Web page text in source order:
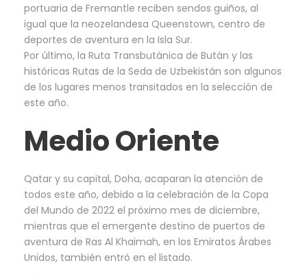
portuaria de Fremantle reciben sendos guiños, al
igual que la neozelandesa Queenstown, centro de
deportes de aventura en la Isla Sur.
Por último, la Ruta Transbutánica de Bután y las
históricas Rutas de la Seda de Uzbekistán son algunos
de los lugares menos transitados en la selección de
este año.
Medio Oriente
Qatar y su capital, Doha, acaparan la atención de
todos este año, debido a la celebración de la Copa
del Mundo de 2022 el próximo mes de diciembre,
mientras que el emergente destino de puertos de
aventura de Ras Al Khaimah, en los Emiratos Árabes
Unidos, también entró en el listado.